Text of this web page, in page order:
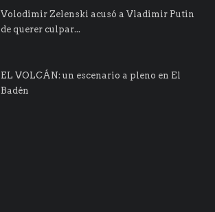
Volodimir Zelenski acusó a Vladimir Putin
de querer culpar...
EL VOLCÁN: un escenario a pleno en El
Badén